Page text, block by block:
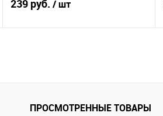
239 руб. / шт
ПРОСМОТРЕННЫЕ ТОВАРЫ